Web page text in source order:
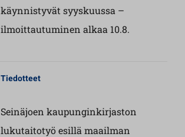
käynnistyvät syyskuussa –
ilmoittautuminen alkaa 10.8.
Tiedotteet
Seinäjoen kaupunginkirjaston
lukutaitotyö esillä maailman